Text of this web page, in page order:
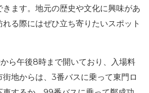
きます。地元の歴史や文化に興味があ
る際にはぜひ立ち寄りたいスポット
ら午後8時まで開いており、入場料
地からは、3番バスに乗って東門ロ